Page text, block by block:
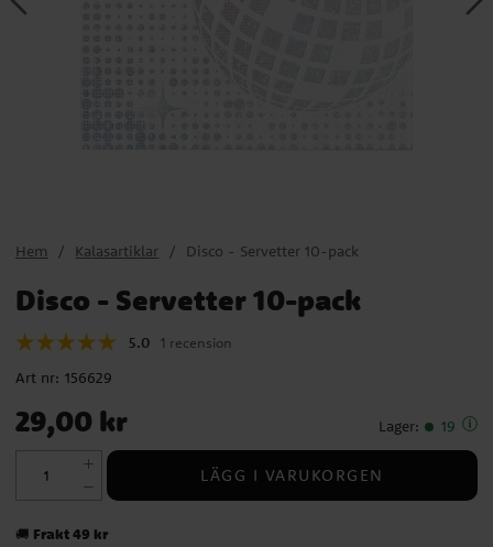
Hem Kalasartiklar Disco - Servetter 10-pack
Disco - Servetter 10-pack
5.0 1 recension
Art nr: 156629
Pris: 29,00 kr
29,00 kr Lager: 19
LÄGG I VARUKORGEN
🚚 Frakt 49 kr